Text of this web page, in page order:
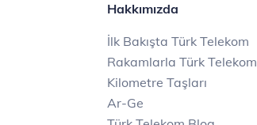
Hakkımızda
İlk Bakışta Türk Telekom
Rakamlarla Türk Telekom
Kilometre Taşları
Ar-Ge